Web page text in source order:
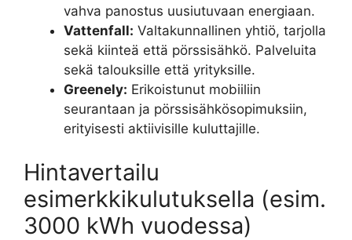
vahva panostus uusiutuvaan energiaan.
Vattenfall: Valtakunnallinen yhtiö, tarjolla
sekä kiinteä että pörssisähkö. Palveluita
sekä talouksille että yrityksille.
Greenely: Erikoistunut mobiiliin
seurantaan ja pörssisähkösopimuksiin,
erityisesti aktiivisille kuluttajille.
Hintavertailu
esimerkkikulutuksella (esim.
3000 kWh vuodessa)